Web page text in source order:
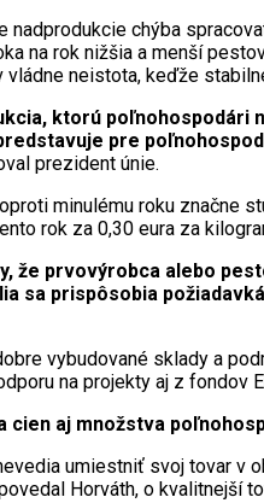
nadprodukcie chýba
na rok nižšia a menší
neistota, keďže
ktorú
pre
prezident únie.
minulému roku značne
rok za 0,30 eura za
že prvovýrobca alebo
sa prispôsobia
vybudované sklady a
na projekty aj z fondov
cien aj množstva
umiestniť svoj tovar v
Horváth, o kvalitnejší